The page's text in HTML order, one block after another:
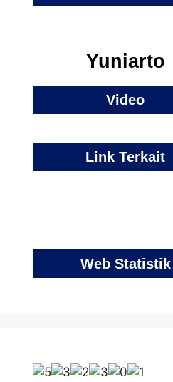
Yuniarto
Video
Link Terkait
Web Statistik